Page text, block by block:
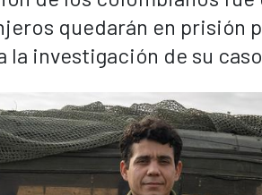
quedarán en prisión
la investigación de su